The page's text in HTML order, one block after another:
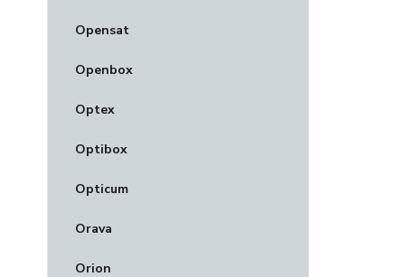
Opensat
Openbox
Optex
Optibox
Opticum
Orava
Orion